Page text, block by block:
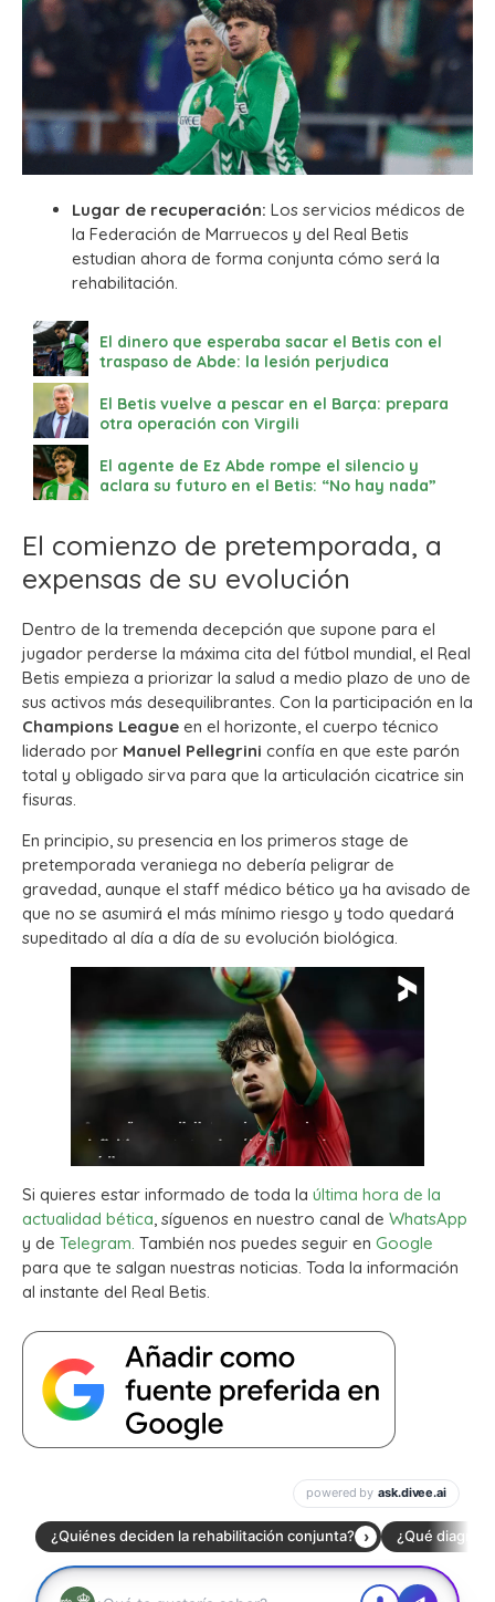
Lugar de recuperación: Los servicios médicos de
la Federación de Marruecos y del Real Betis
estudian ahora de forma conjunta cómo será la
rehabilitación.
El dinero que esperaba sacar el Betis con el
traspaso de Abde: la lesión perjudica
El Betis vuelve a pescar en el Barça: prepara
otra operación con Virgili
El agente de Ez Abde rompe el silencio y
aclara su futuro en el Betis: “No hay nada”
El comienzo de pretemporada, a
expensas de su evolución
Dentro de la tremenda decepción que supone para el
jugador perderse la máxima cita del fútbol mundial, el Real
Betis empieza a priorizar la salud a medio plazo de uno de
sus activos más desequilibrantes. Con la participación en la
Champions League en el horizonte, el cuerpo técnico
liderado por Manuel Pellegrini confía en que este parón
total y obligado sirva para que la articulación cicatrice sin
fisuras.
En principio, su presencia en los primeros stage de
pretemporada veraniega no debería peligrar de
gravedad, aunque el staff médico bético ya ha avisado de
que no se asumirá el más mínimo riesgo y todo quedará
supeditado al día a día de su evolución biológica.
Si quieres estar informado de toda la última hora de la
actualidad bética, síguenos en nuestro canal de WhatsApp
y de Telegram. También nos puedes seguir en Google
para que te salgan nuestras noticias. Toda la información
al instante del Real Betis.